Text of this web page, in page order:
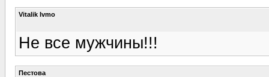
Vitalik Ivmo
Не все мужчины!!!
Пестова